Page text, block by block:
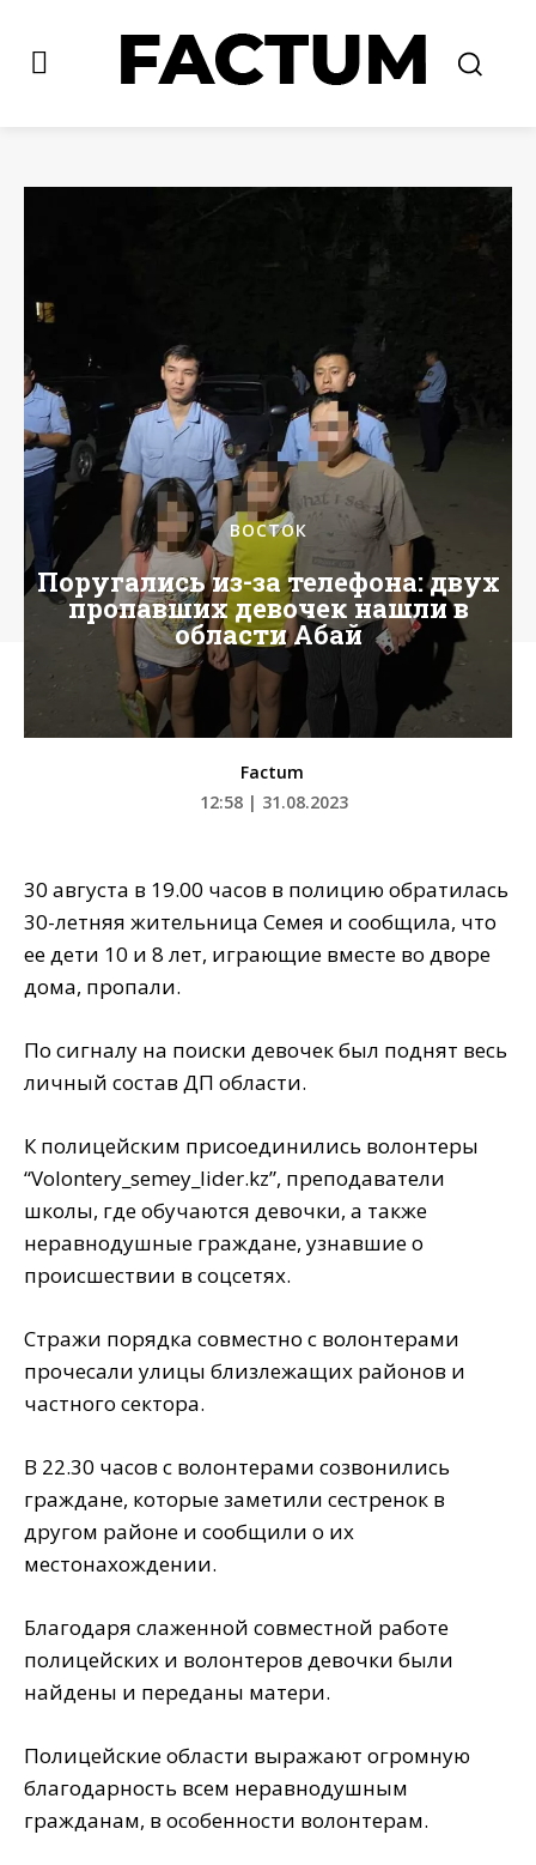
ВОСТОК
Поругались из-за телефона: двух
пропавших девочек нашли в
области Абай
Factum
12:58 | 31.08.2023
30 августа в 19.00 часов в полицию обратилась
30-летняя жительница Семея и сообщила, что
ее дети 10 и 8 лет, играющие вместе во дворе
дома, пропали.
По сигналу на поиски девочек был поднят весь
личный состав ДП области.
К полицейским присоединились волонтеры
“Volontery_semey_lider.kz”, преподаватели
школы, где обучаются девочки, а также
неравнодушные граждане, узнавшие о
происшествии в соцсетях.
Стражи порядка совместно с волонтерами
прочесали улицы близлежащих районов и
частного сектора.
В 22.30 часов с волонтерами созвонились
граждане, которые заметили сестренок в
другом районе и сообщили о их
местонахождении.
Благодаря слаженной совместной работе
полицейских и волонтеров девочки были
найдены и переданы матери.
Полицейские области выражают огромную
благодарность всем неравнодушным
гражданам, в особенности волонтерам.